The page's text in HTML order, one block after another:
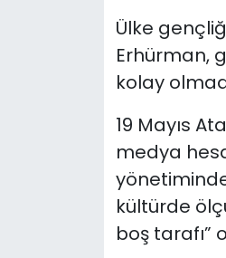
Ülke
Erhürman,
kolay
19 Mayıs
medya
kültürde
boş tarafı”
Video Galeri
Yazarlar